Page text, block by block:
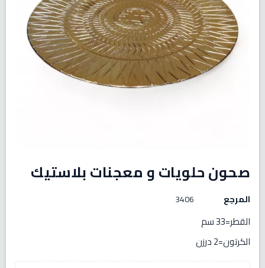
صحون حلويات و معجنات بلاستيك
المرجع 3406
القطر=33 سم
الكرتون=2 درزن